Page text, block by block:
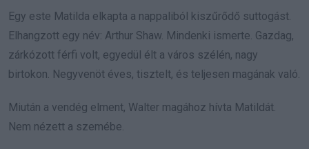
Egy este Matilda elkapta a nappaliból kiszűrődő suttogást.
Elhangzott egy név: Arthur Shaw. Mindenki ismerte. Gazdag,
zárkózott férfi volt, egyedül élt a város szélén, nagy
birtokon. Negyvenöt éves, tisztelt, és teljesen magának való.
Miután a vendég elment, Walter magához hívta Matildát.
Nem nézett a szemébe.